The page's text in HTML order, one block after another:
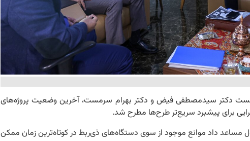
دکتر سیدمصطفی فیض و دکتر بهرام سرمست، آخرین وضعیت پروژه‌های
برای پیشبرد سریع‌تر طرح‌ها مطرح شد.
قول مساعد داد موانع موجود از سوی دستگاه‌های ذی‌ربط در کوتاه‌ترین زمان ممکن